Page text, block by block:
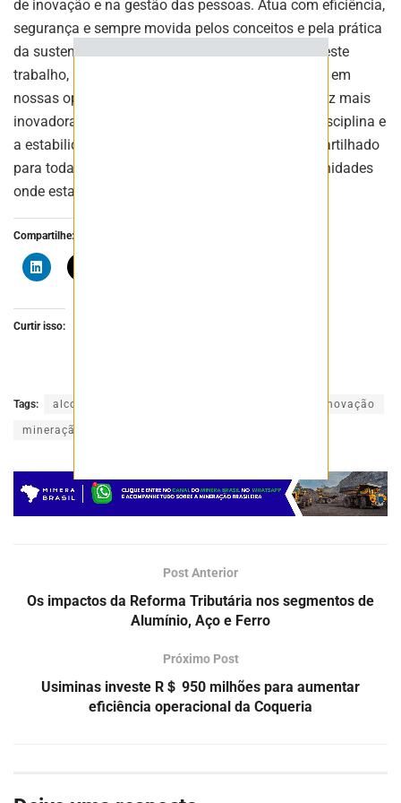
de inovação e na gestão das pessoas. Atua com eficiência,
segurança e sempre movida pelos conceitos e pela prática
da sustentabilidade. Quero seguir em frente com este
trabalho, buscando incessantemente a excelência em
nossas operações, incentivando soluções cada vez mais
inovadoras, reduzindo os riscos, fortalecendo a disciplina e
a estabilidade operacional, e gerando valor compartilhado
para toda a cadeia, com prioridade para as comunidades
onde estamos presentes”, afirma Daniel Santos.
Compartilhe:
Curtir isso:
Tags: alcoa brasil inovação
mineração
Post Anterior
Os impactos da Reforma Tributária nos segmentos de
Alumínio, Aço e Ferro
Próximo Post
Usiminas investe R＄ 950 milhões para aumentar
eficiência operacional da Coqueria
ASSINAR